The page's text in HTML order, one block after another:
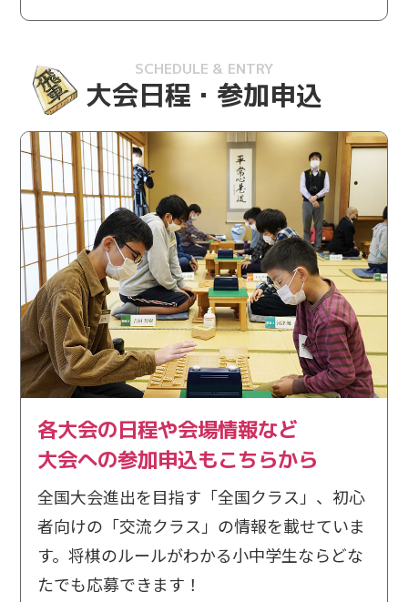
2025/10/16 J:COM賞
数毅四段の4名へ「J:COM賞」を贈呈しました。
2025/10/1 結果速報
関東大会の結果速報を掲載しました。
2025/9/24 結果速報
中国大会の結果速報を掲載しました。
2025/9/19 ご案内
東海大会にご当選された方へ当選のご案内をお送りし
ました。
2025/9/4
関東大会にご当選された方へ当選のご案内をお送りし
ました。
2025/8/29 ご案内
中国大会にご当選された方へ当選のご案内をお送りし
SCHEDULE & ENTRY
大会日程・参加申込
各大会の日程や会場情報など
大会への参加申込もこちらから
全国大会進出を目指す「全国クラス」、初心
者向けの「交流クラス」の情報を載せていま
す。将棋のルールがわかる小中学生ならどな
たでも応募できます！